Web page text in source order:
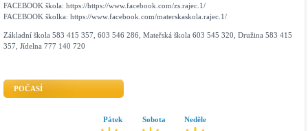
FACEBOOK škola: https://https://www.facebook.com/zs.rajec.1/
FACEBOOK školka: https://www.facebook.com/materskaskola.rajec.1/
Základní škola 583 415 357, 603 546 286, Mateřská škola 603 545 320, Družina 583 415
357, Jídelna 777 140 720
POČASÍ
Pátek Sobota Neděle